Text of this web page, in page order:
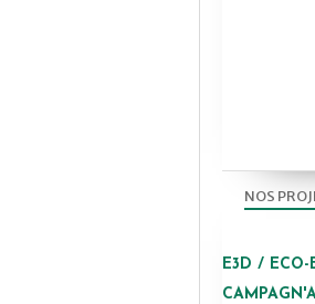
NOS
E3D / ECO-